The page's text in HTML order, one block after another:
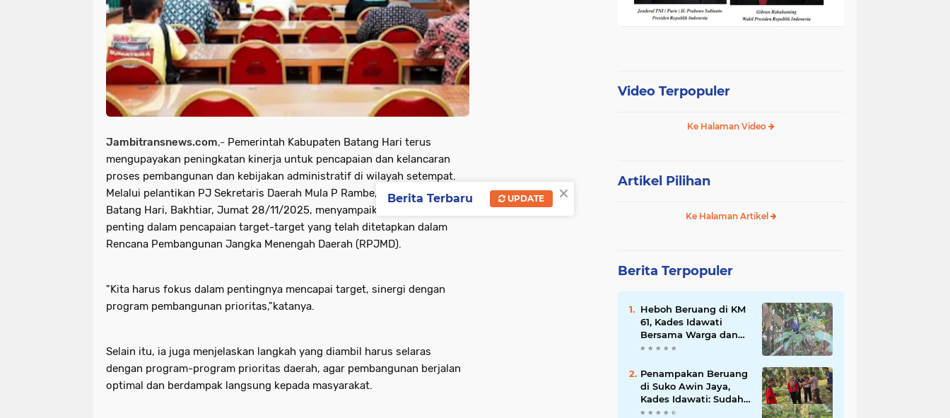
Jambitransnews.com,- Pemerintah Kabupaten Batang Hari terus
mengupayakan peningkatan kinerja untuk pencapaian dan kelancaran
proses pembangunan dan kebijakan administratif di wilayah setempat.
Melalui pelantikan PJ Sekretaris Daerah Mula P Rambe, Wakil Bupati
Batang Hari, Bakhtiar, Jumat 28/11/2025, menyampaikan bahwa sangat
penting dalam pencapaian target-target yang telah ditetapkan dalam
Rencana Pembangunan Jangka Menengah Daerah (RPJMD).
"Kita harus fokus dalam pentingnya mencapai target, sinergi dengan
program pembangunan prioritas,"katanya.
Selain itu, ia juga menjelaskan langkah yang diambil harus selaras
dengan program-program prioritas daerah, agar pembangunan berjalan
optimal dan berdampak langsung kepada masyarakat.
Video Terpopuler
Ke Halaman Video
Artikel Pilihan
Ke Halaman Artikel
Berita Terpopuler
Heboh Beruang di KM
61, Kades Idawati
Bersama Warga dan
BPD Turun Langsung
Penampakan Beruang
di Suko Awin Jaya,
Kades Idawati: Sudah
Lapor BKSDA Jambi
×
Berita Terbaru UPDATE